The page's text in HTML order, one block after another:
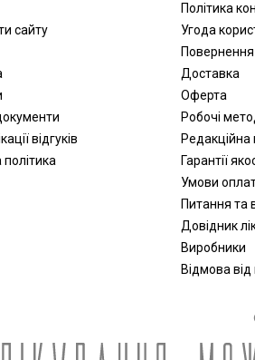
сайту
відгуків
Політика
Угода
Повернення
Доставка
Оферта
Робочі
Редакційна
Гарантії
Умови
Питання та
Довідник
Виробники
Відмова